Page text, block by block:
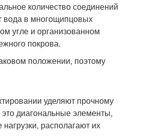
количество соединений
вода в многощипцовых
угле и организованном
покрова.
положении, поэтому
уделяют прочному
диагональные элементы,
располагают их